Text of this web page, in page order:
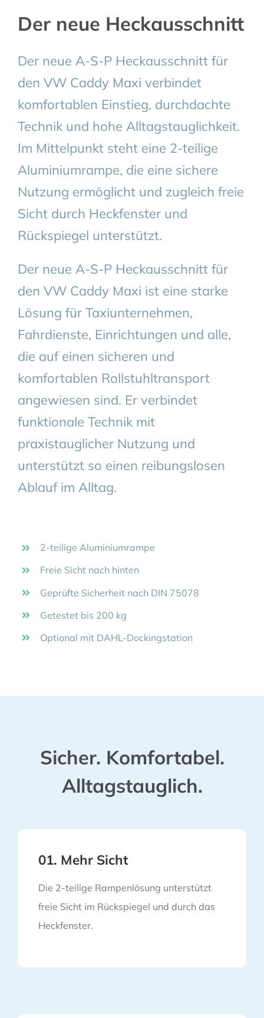
Der neue Heckausschnitt
Der neue A-S-P Heckausschnitt für
den VW Caddy Maxi verbindet
komfortablen Einstieg, durchdachte
Technik und hohe Alltagstauglichkeit.
Im Mittelpunkt steht eine 2-teilige
Aluminiumrampe, die eine sichere
Nutzung ermöglicht und zugleich freie
Sicht durch Heckfenster und
Rückspiegel unterstützt.
Der neue A-S-P Heckausschnitt für
den VW Caddy Maxi ist eine starke
Lösung für Taxiunternehmen,
Fahrdienste, Einrichtungen und alle,
die auf einen sicheren und
komfortablen Rollstuhltransport
angewiesen sind. Er verbindet
funktionale Technik mit
praxistauglicher Nutzung und
unterstützt so einen reibungslosen
Ablauf im Alltag.
2-teilige Aluminiumrampe
Freie Sicht nach hinten
Geprüfte Sicherheit nach DIN 75078
Getestet bis 200 kg
Optional mit DAHL-Dockingstation
Sicher. Komfortabel.
Alltagstauglich.
01. Mehr Sicht
Die 2-teilige Rampenlösung unterstützt
freie Sicht im Rückspiegel und durch das
Heckfenster.